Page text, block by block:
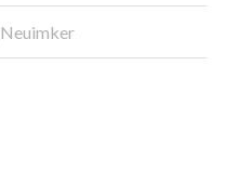
Neuimker